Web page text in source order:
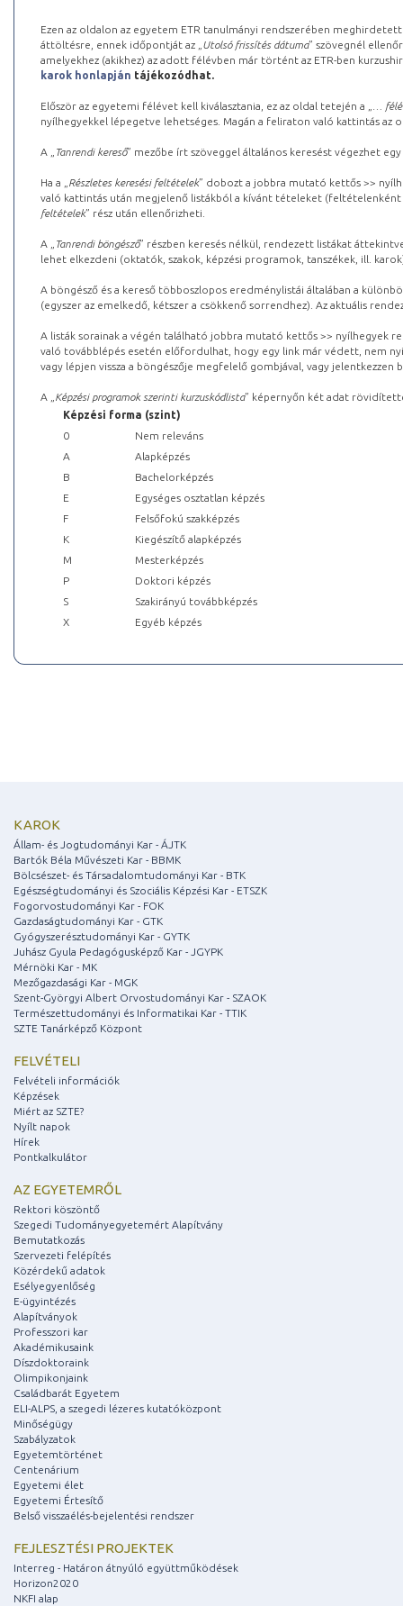
Ezen az oldalon az egyetem ETR tanulmányi rendszerében
áttöltésre, ennek időpontját az „ Utolsó frissítés dátuma” szövegnél
amelyekhez (akikhez) az adott félévben már történt az ETR-ben
karok honlapján tájékozódhat.
Először az egyetemi félévet kell kiválasztania, ez az oldal tetején a „
…
nyílhegyekkel lépegetve lehetséges. Magán a feliraton való kattintás az
A „ Tanrendi kereső” mezőbe írt szöveggel általános keresést végezhet
Ha a „ Részletes keresési feltételek” dobozt a jobbra mutató kettős >>
való kattintás után megjelenő listákból a kívánt tételeket (feltételenként
feltételek” rész után ellenőrizheti.
A „ Tanrendi böngésző” részben keresés nélkül, rendezett listákat
lehet elkezdeni (oktatók, szakok, képzési programok, tanszékek, ill.
A böngésző és a kereső többoszlopos eredménylistái általában a
(egyszer az emelkedő, kétszer a csökkenő sorrendhez). Az aktuális
A listák sorainak a végén található jobbra mutató kettős >> nyílhegyek
való továbblépés esetén előfordulhat, hogy egy link már védett, nem
vagy lépjen vissza a böngészője megfelelő gombjával, vagy
A „ Képzési programok szerinti kurzuskódlista” képernyőn két adat
Képzési forma (szint)
0
Nem releváns
A
Alapképzés
B
Bachelorképzés
E
Egységes osztatlan képzés
F
Felsőfokú szakképzés
K
Kiegészítő alapképzés
M
Mesterképzés
P
Doktori képzés
S
Szakirányú továbbképzés
X
Egyéb képzés
KAROK
Állam- és Jogtudományi Kar - ÁJTK
Bartók Béla Művészeti Kar - BBMK
Bölcsészet- és Társadalomtudományi Kar - BTK
Egészségtudományi és Szociális Képzési Kar - ETSZK
Fogorvostudományi Kar - FOK
Gazdaságtudományi Kar - GTK
Gyógyszerésztudományi Kar - GYTK
Juhász Gyula Pedagógusképző Kar - JGYPK
Mérnöki Kar - MK
Mezőgazdasági Kar - MGK
Szent-Györgyi Albert Orvostudományi Kar - SZAOK
Természettudományi és Informatikai Kar - TTIK
SZTE Tanárképző Központ
FELVÉTELI
Felvételi információk
Képzések
Miért az SZTE?
Nyílt napok
Hírek
Pontkalkulátor
AZ EGYETEMRŐL
Rektori köszöntő
Szegedi Tudományegyetemért Alapítvány
Bemutatkozás
Szervezeti felépítés
Közérdekű adatok
Esélyegyenlőség
E-ügyintézés
Alapítványok
Professzori kar
Akadémikusaink
Díszdoktoraink
Olimpikonjaink
Családbarát Egyetem
ELI-ALPS, a szegedi lézeres kutatóközpont
Minőségügy
Szabályzatok
Egyetemtörténet
Centenárium
Egyetemi élet
Egyetemi Értesítő
Belső visszaélés-bejelentési rendszer
FEJLESZTÉSI PROJEKTEK
Interreg - Határon átnyúló együttműködések
Horizon2020
NKFI alap